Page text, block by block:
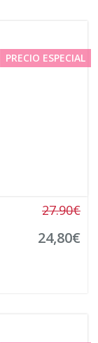
PRECIO ESPECIAL
27.90€
24,80€